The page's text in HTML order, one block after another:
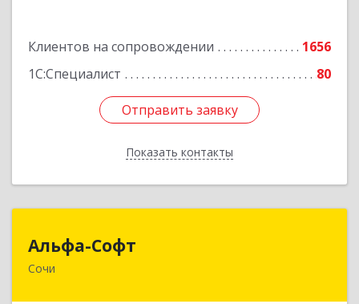
Клиентов на сопровождении
1656
1С:Специалист
80
Отправить заявку
Показать контакты
Отправить заявку
Назад
Альфа-Софт
Сочи